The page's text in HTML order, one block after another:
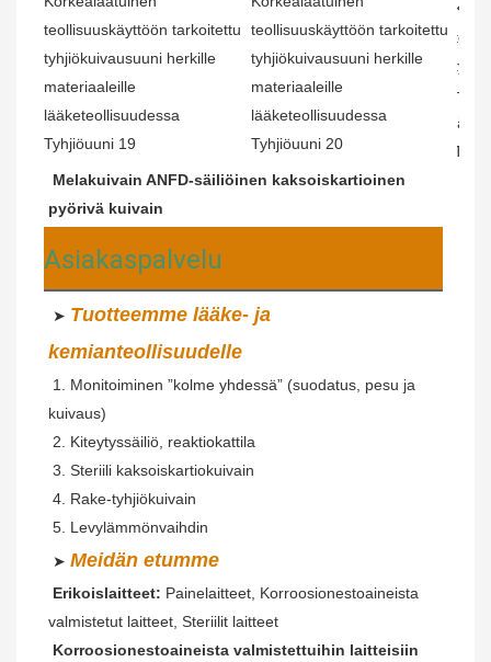
Melakuivain ANFD-säiliöinen kaksoiskartioinen
pyörivä kuivain
Asiakaspalvelu
➤ Tuotteemme lääke- ja
kemianteollisuudelle
kuivaus)
2. Kiteytyssäiliö, reaktiokattila
3. Steriili kaksoiskartiokuivain
4. Rake-tyhjiökuivain
5. Levylämmönvaihdin
➤ Meidän etumme
Erikoislaitteet: Painelaitteet, Korroosionestoaineista
valmistetut laitteet, Steriilit laitteet
Korroosionestoaineista valmistettuihin laitteisiin